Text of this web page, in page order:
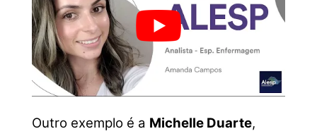
Outro exemplo é a Michelle Duarte,